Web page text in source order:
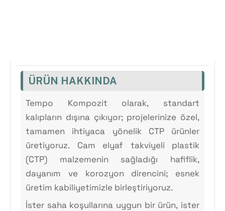
ÜRÜN HAKKINDA
Tempo Kompozit olarak, standart
kalıpların dışına çıkıyor; projelerinize özel,
tamamen ihtiyaca yönelik CTP ürünler
üretiyoruz. Cam elyaf takviyeli plastik
(CTP) malzemenin sağladığı hafiflik,
dayanım ve korozyon direncini; esnek
üretim kabiliyetimizle birleştiriyoruz.
İster saha koşullarına uygun bir ürün, ister